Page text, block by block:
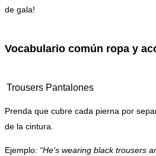
de gala!
Vocabulario común ropa y
Trousers Pantalones
Prenda que cubre cada pierna por
de la cintura.
Ejemplo: “He’s wearing black trousers